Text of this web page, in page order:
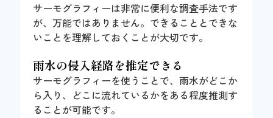
サーモグラフィーは非常に便利な調査手法です
が、万能ではありません。できることとできな
いことを理解しておくことが大切です。
雨水の侵入経路を推定できる
サーモグラフィーを使うことで、雨水がどこか
ら入り、どこに流れているかをある程度推測す
ることが可能です。